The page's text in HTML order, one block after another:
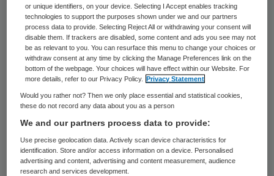
zorg op de juiste plek wordt geleverd.
Stichting mirroricht zich in eerste instantie
op zorgverleners. Mirro wil zorgverleners
ondersteunen om zo efficiënt mogelijk de
juiste zorg op het juiste moment te leveren.
Deze doelstelling wil mirro bereiken door
protocollering van screening, behandeling
en toeleiding in de generalistische
geestelijke gezondheidszorg te bevorderen.
or unique identifiers, on your device. Selecting I Accept enables tracking
technologies to support the purposes shown under we and our partners
process data to provide. Selecting Reject All or withdrawing your consent will
disable them. If trackers are disabled, some content and ads you see may not
be as relevant to you. You can resurface this menu to change your choices or
withdraw consent at any time by clicking the Manage Preferences link on the
bottom of the webpage. Your choices will have effect within our Website. For
more details, refer to our Privacy Policy.
Privacy Statement
Would you rather not? Then we only place essential and statistical cookies,
these do not record any data about you as a person
We and our partners process data to provide:
Use precise geolocation data. Actively scan device characteristics for
identification. Store and/or access information on a device. Personalised
advertising and content, advertising and content measurement, audience
research and services development.